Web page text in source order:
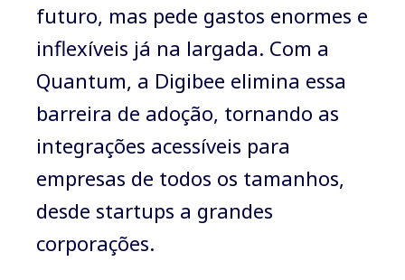
futuro, mas pede gastos enormes e
inflexíveis já na largada. Com a
Quantum, a Digibee elimina essa
barreira de adoção, tornando as
integrações acessíveis para
empresas de todos os tamanhos,
desde startups a grandes
corporações.